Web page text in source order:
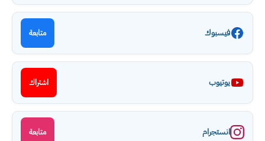
فيسبوك متابعة
يوتيوب اشتراك
انستجرام متابعة